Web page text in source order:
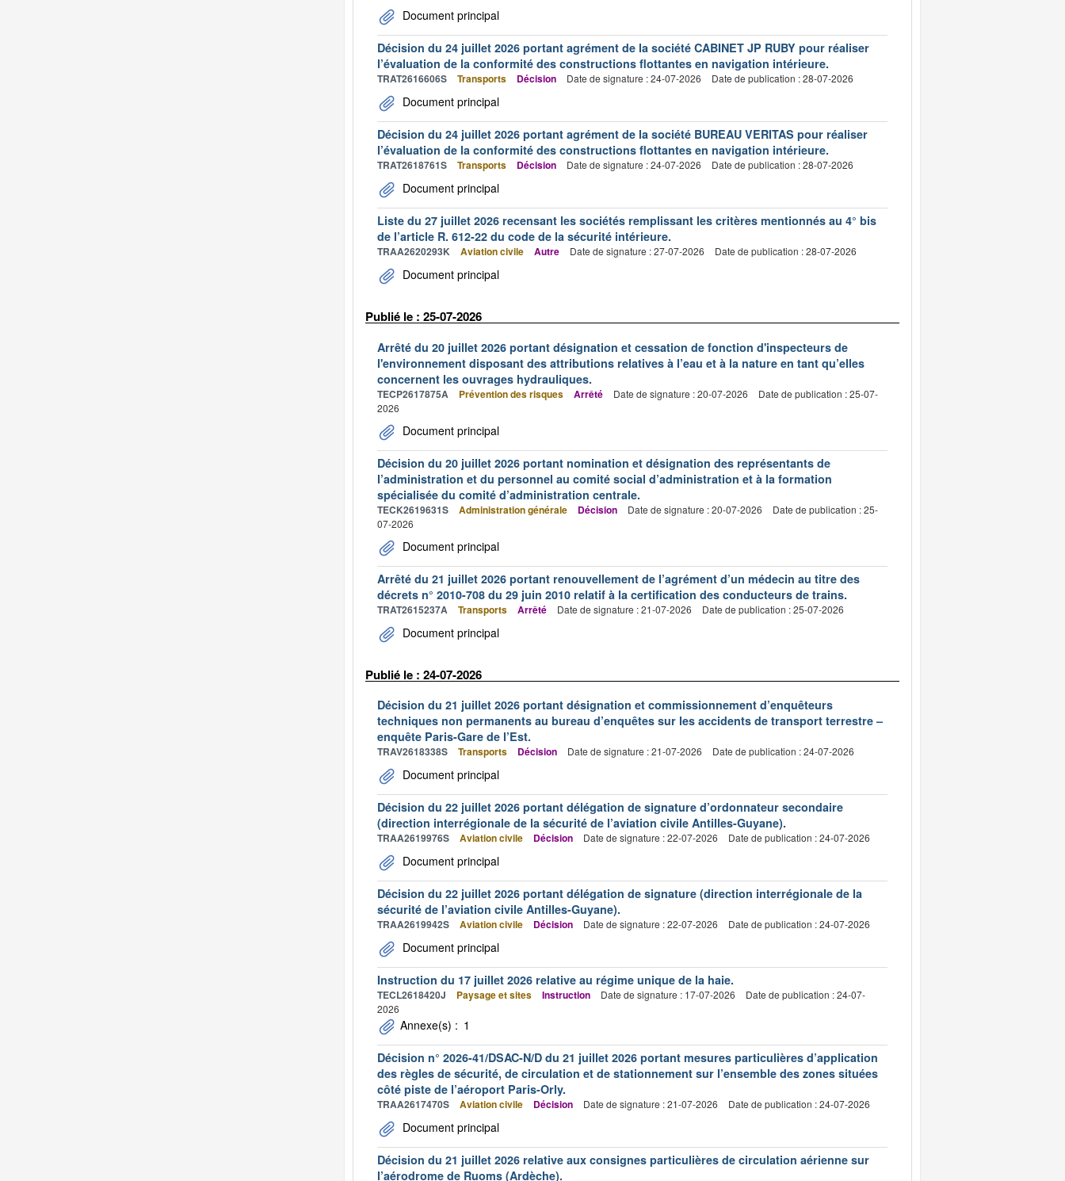
Document principal
Décision du 24 juillet 2026 portant agrément de la société CABINET JP RUBY pour réaliser
l’évaluation de la conformité des constructions flottantes en navigation intérieure.
TRAT2616606S Transports Décision Date de signature : 24-07-2026 Date de publication : 28-07-2026
Document principal
Décision du 24 juillet 2026 portant agrément de la société BUREAU VERITAS pour réaliser
l’évaluation de la conformité des constructions flottantes en navigation intérieure.
TRAT2618761S Transports Décision Date de signature : 24-07-2026 Date de publication : 28-07-2026
Document principal
Liste du 27 juillet 2026 recensant les sociétés remplissant les critères mentionnés au 4° bis
de l’article R. 612-22 du code de la sécurité intérieure.
TRAA2620293K Aviation civile Autre Date de signature : 27-07-2026 Date de publication : 28-07-2026
Document principal
Publié le : 25-07-2026
Arrêté du 20 juillet 2026 portant désignation et cessation de fonction d'inspecteurs de
l'environnement disposant des attributions relatives à l’eau et à la nature en tant qu’elles
concernent les ouvrages hydrauliques.
TECP2617875A Prévention des risques Arrêté Date de signature : 20-07-2026
Date de publication : 25-07-
2026
Document principal
Décision du 20 juillet 2026 portant nomination et désignation des représentants de
l’administration et du personnel au comité social d’administration et à la formation
spécialisée du comité d’administration centrale.
TECK2619631S Administration générale Décision Date de signature : 20-07-2026
Date de publication : 25-
07-2026
Document principal
Arrêté du 21 juillet 2026 portant renouvellement de l’agrément d’un médecin au titre des
décrets n° 2010-708 du 29 juin 2010 relatif à la certification des conducteurs de trains.
TRAT2615237A Transports Arrêté Date de signature : 21-07-2026 Date de publication : 25-07-2026
Document principal
Publié le : 24-07-2026
Décision du 21 juillet 2026 portant désignation et commissionnement d’enquêteurs
techniques non permanents au bureau d’enquêtes sur les accidents de transport terrestre –
enquête Paris-Gare de l’Est.
TRAV2618338S Transports Décision Date de signature : 21-07-2026 Date de publication : 24-07-2026
Document principal
Décision du 22 juillet 2026 portant délégation de signature d’ordonnateur secondaire
(direction interrégionale de la sécurité de l’aviation civile Antilles-Guyane).
TRAA2619976S Aviation civile Décision Date de signature : 22-07-2026 Date de publication : 24-07-2026
Document principal
Décision du 22 juillet 2026 portant délégation de signature (direction interrégionale de la
sécurité de l’aviation civile Antilles-Guyane).
TRAA2619942S Aviation civile Décision Date de signature : 22-07-2026 Date de publication : 24-07-2026
Document principal
Instruction du 17 juillet 2026 relative au régime unique de la haie.
TECL2618420J Paysage et sites Instruction Date de signature : 17-07-2026
Date de publication : 24-07-
2026
Annexe(s) : 1
Décision n° 2026-41/DSAC-N/D du 21 juillet 2026 portant mesures particulières d’application
des règles de sécurité, de circulation et de stationnement sur l’ensemble des zones situées
côté piste de l’aéroport Paris-Orly.
TRAA2617470S Aviation civile Décision Date de signature : 21-07-2026 Date de publication : 24-07-2026
Document principal
Décision du 21 juillet 2026 relative aux consignes particulières de circulation aérienne sur
l’aérodrome de Ruoms (Ardèche).